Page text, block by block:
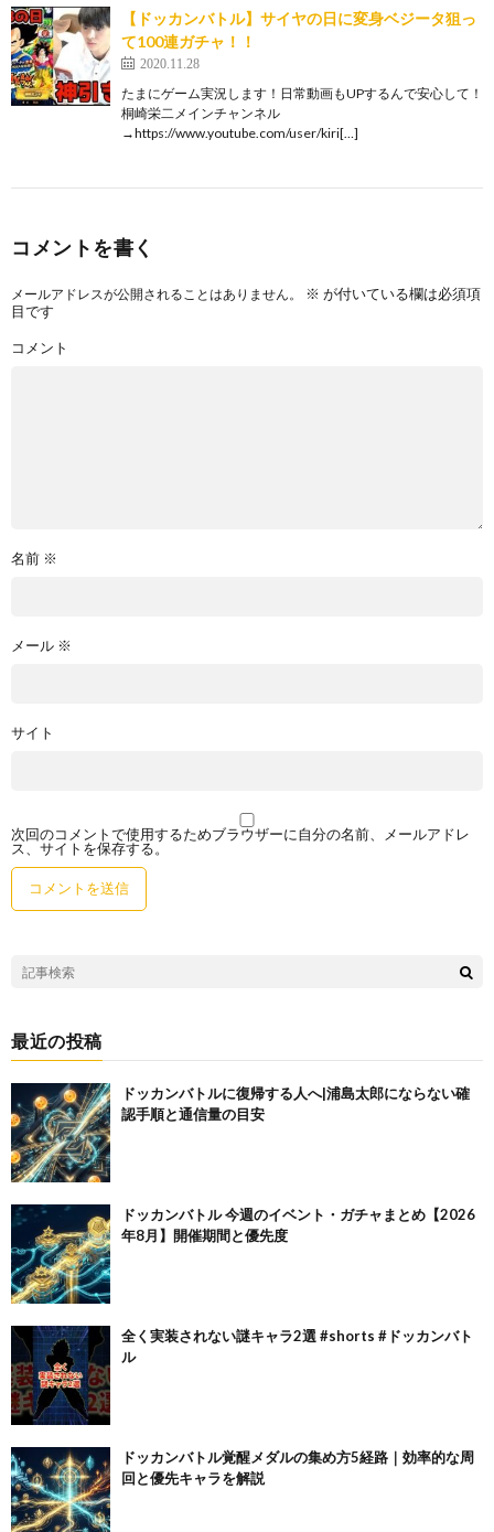
【ドッカンバトル】サイヤの日に変身ベジータ狙っ
て100連ガチャ！！
2020.11.28
たまにゲーム実況します！日常動画もUPするんで安心して！
桐崎栄二メインチャンネル
→https://www.youtube.com/user/kiri[…]
コメントを書く
メールアドレスが公開されることはありません。 ※ が付いている欄は必須項
目です
コメント
名前 ※
メール ※
サイト
次回のコメントで使用するためブラウザーに自分の名前、メールアドレ
ス、サイトを保存する。
最近の投稿
ドッカンバトルに復帰する人へ|浦島太郎にならない確
認手順と通信量の目安
ドッカンバトル 今週のイベント・ガチャまとめ【2026
年8月】開催期間と優先度
全く実装されない謎キャラ2選 #shorts #ドッカンバト
ル
ドッカンバトル覚醒メダルの集め方5経路｜効率的な周
回と優先キャラを解説